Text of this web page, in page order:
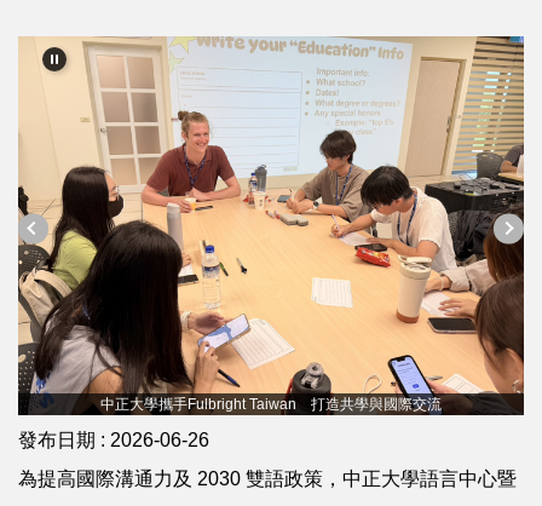
中正大學攜手Fulbright Taiwan 打造共學與國際交流
發布日期 : 2026-06-26
為提高國際溝通力及 2030 雙語政策，中正大學語言中心暨